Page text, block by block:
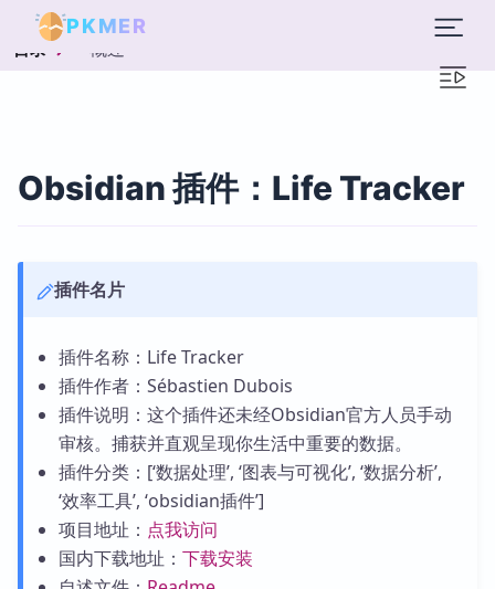
PKMER
目录 概述
Obsidian 插件：Life Tracker
插件名片
插件名称：Life Tracker
插件作者：Sébastien Dubois
插件说明：这个插件还未经Obsidian官方人员手动
审核。捕获并直观呈现你生活中重要的数据。
插件分类：[‘数据处理’, ‘图表与可视化’, ‘数据分析’,
‘效率工具’, ‘obsidian插件’]
项目地址： 点我访问
国内下载地址： 下载安装